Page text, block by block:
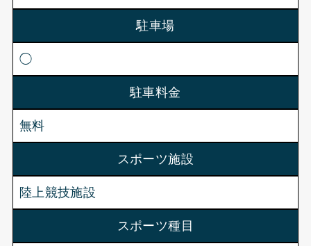
駐車場
◯
駐車料金
無料
スポーツ施設
陸上競技施設
スポーツ種目